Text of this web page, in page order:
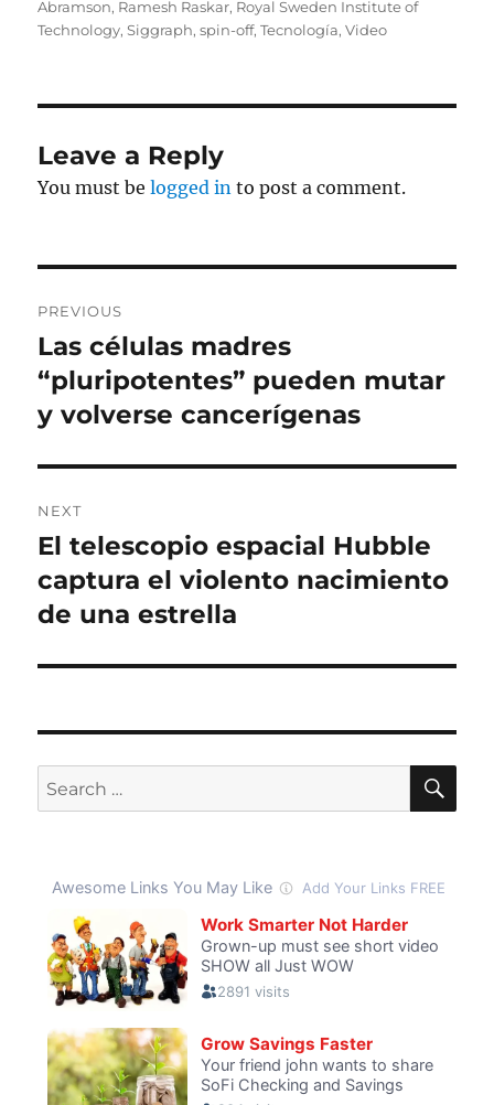
Abramson, Ramesh Raskar, Royal Sweden Institute of
Technology,Siggraph,spin-off,Tecnología,Video
Leave a Reply
You must belogged in to post a comment.
navigation
PREVIOUS
Previous
post:
Las células madres
“pluripotentes” pueden mutar
y volverse cancerígenas
NEXT
Next
post:
El telescopio espacial Hubble
captura el violento nacimiento
de una estrella
Search
for: